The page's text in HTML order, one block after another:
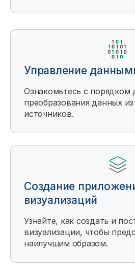
Управление
Ознакомьтесь с порядком
преобразования данных
источников.
Создание
визуализаций
Узнайте, как создать и
визуализации, чтобы
наилучшим образом.